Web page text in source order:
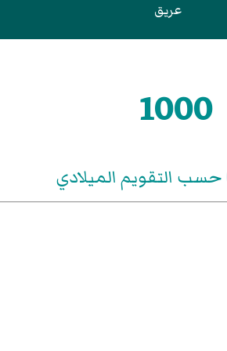
عريق
1000
التقويم الميلادي